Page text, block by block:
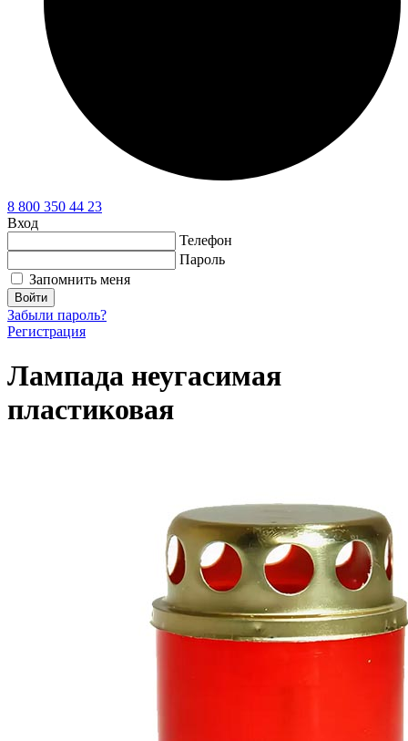
8 800 350 44 23
Вход
Телефон
Пароль
Запомнить меня
Войти
Забыли пароль?
Регистрация
Лампада неугасимая
пластиковая